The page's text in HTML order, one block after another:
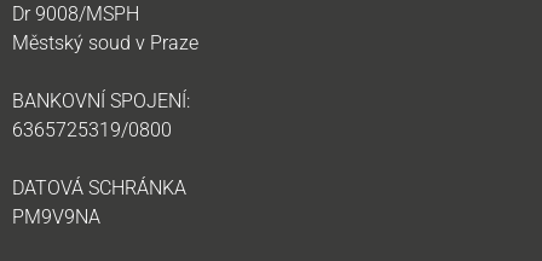
Dr 9008/MSPH
Městský soud v Praze
BANKOVNÍ SPOJENÍ:
6365725319/0800
DATOVÁ SCHRÁNKA
PM9V9NA